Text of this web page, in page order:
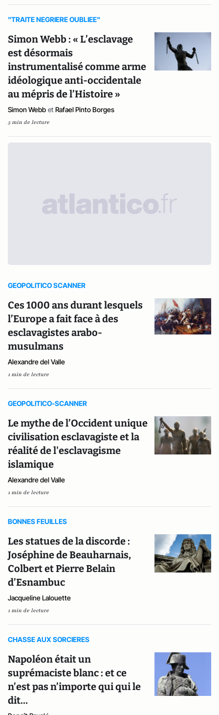
"TRAITE NEGRIERE OUBLIEE"
Simon Webb : « L’esclavage
est désormais
instrumentalisé comme arme
idéologique anti-occidentale
au mépris de l’Histoire »
Simon Webb et Rafael Pinto Borges
5 min de lecture
GEOPOLITICO SCANNER
Ces 1000 ans durant lesquels
l’Europe a fait face à des
esclavagistes arabo-
musulmans
Alexandre del Valle
1 min de lecture
GEOPOLITICO-SCANNER
Le mythe de l’Occident unique
civilisation esclavagiste et la
réalité de l'esclavagisme
islamique
Alexandre del Valle
1 min de lecture
BONNES FEUILLES
Les statues de la discorde :
Joséphine de Beauharnais,
Colbert et Pierre Belain
d’Esnambuc
Jacqueline Lalouette
1 min de lecture
CHASSE AUX SORCIERES
Napoléon était un
suprémaciste blanc : et ce
n’est pas n’importe qui qui le
dit…